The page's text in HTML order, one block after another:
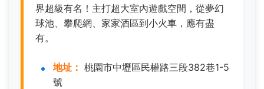
界超級有名！主打超大室內遊戲空間，從夢幻
球池、攀爬網、家家酒區到小火車，應有盡
有。
地址： 桃園市中壢區民權路三段382巷1-5
號